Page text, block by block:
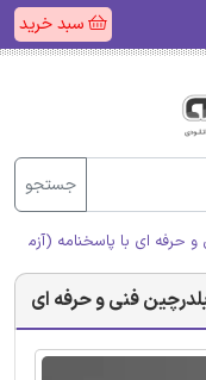
سبد خرید
جستجو
و حرفه ای با پاسخنامه (آزمون
فنی و حرفه ای